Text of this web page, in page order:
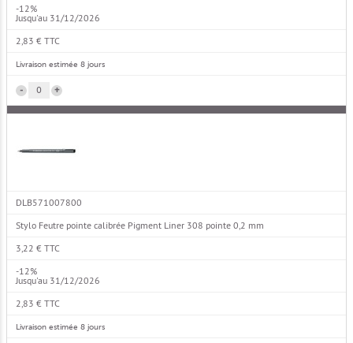
-12%
Jusqu'au 31/12/2026
2,83 € TTC
Livraison estimée 8 jours
+
-
DLB571007800
Stylo Feutre pointe calibrée Pigment Liner 308 pointe 0,2 mm
3,22 € TTC
-12%
Jusqu'au 31/12/2026
2,83 € TTC
Livraison estimée 8 jours